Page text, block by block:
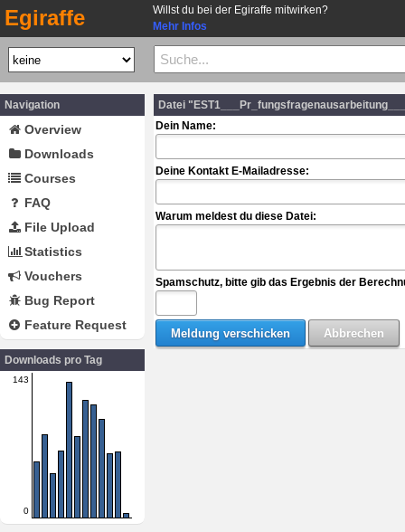
Egiraffe
Willst du bei der Egiraffe mitwirken?
Mehr Infos
Navigation
Overview
Downloads
Courses
FAQ
File Upload
Statistics
Vouchers
Bug Report
Feature Request
Downloads pro Tag
143
0
Datei
Dein Name:
Deine Kontakt E-Mailadresse:
Warum meldest du diese Datei:
Spamschutz, bitte gib das Ergebnis der